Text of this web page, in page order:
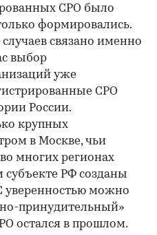
СРО было
формировались.
связано именно
выбор
уже
СРО
России.
крупных
в Москве, чьи
во многих регионах
РФ созданы
уверенностью можно
принудительный»
остался в прошлом.